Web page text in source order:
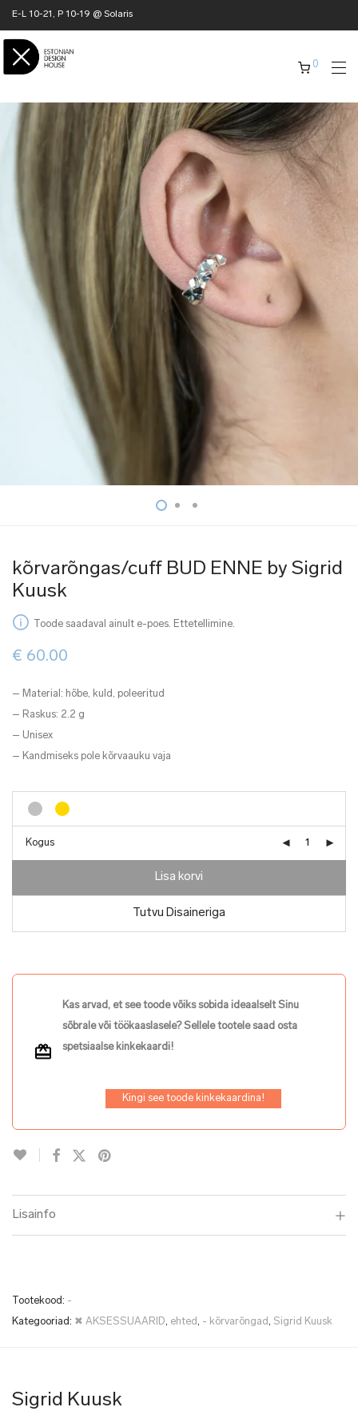
E-L 10-21, P 10-19 @ Solaris
0
kõrvarõngas/cuff BUD ENNE by Sigrid
Kuusk
Toode saadaval ainult e-poes. Ettetellimine.
€ 60.00
– Material: hõbe, kuld, poleeritud
– Raskus: 2.2 g
– Unisex
– Kandmiseks pole kõrvaauku vaja
Kogus
Lisa korvi
Tutvu Disaineriga
Kas arvad, et see toode võiks sobida ideaalselt Sinu
sõbrale või töökaaslasele? Sellele tootele saad osta
spetsiaalse kinkekaardi!
Kingi see toode kinkekaardina!
Lisainfo
Tootekood: -
Kategooriad: ✖ AKSESSUAARID, ehted, - kõrvarõngad, Sigrid Kuusk
Sigrid Kuusk